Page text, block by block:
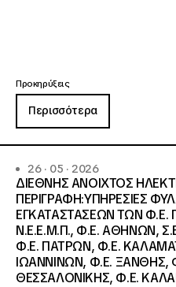
Προκηρύξεις
Περισσότερα
26 · 05 · 2026
ΔΙΕΘΝΗΣ ΑΝΟΙΧΤΟΣ
ΠΕΡΙΓΡΑΦΗ:ΥΠΗΡΕΣΙΕΣ
ΕΓΚΑΤΑΣΤΑΣΕΩΝ ΤΩΝ
Ν.Ε.Ε.Μ.Π., Φ.Ε. ΑΘΗΝΩΝ,
Φ.Ε. ΠΑΤΡΩΝ, Φ.Ε.
ΙΩΑΝΝΙΝΩΝ, Φ.Ε.
ΘΕΣΣΑΛΟΝΙΚΗΣ, Φ.Ε.